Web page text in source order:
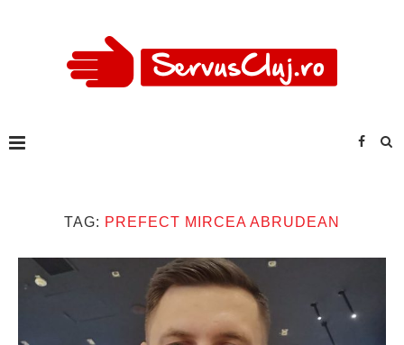
TAG: PREFECT MIRCEA ABRUDEAN